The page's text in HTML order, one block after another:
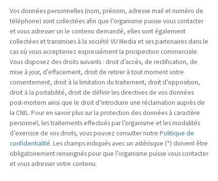
Vos données personnelles (nom, prénom, adresse mail et numéro de
téléphone) sont collectées afin que l’organisme puisse vous contacter
et vous adresser un le contenu demandé, elles sont également
collectées et transmises à la société VU Media et ses partenaires dans le
cas où vous accepteriez expressément la prospection commerciale.
Vous disposez des droits suivants : droit d’accès, de rectification, de
mise à jour, d’effacement, droit de retirer à tout moment votre
consentement, droit à la limitation du traitement, droit d’opposition,
droit à la portabilité, droit de définir les directives de vos données
post-mortem ainsi que le droit d’introduire une réclamation auprès de
la CNIL. Pour en savoir plus sur la protection des données à caractère
personnel, les traitements effectués par l’organisme et les modalités
d’exercice de vos droits, vous pouvez consulter notre Politique de
confidentialité. Les champs indiqués avec un astérisque (*) doivent être
obligatoirement renseignés pour que l’organisme puisse vous contacter
et vous adresser votre contenu.